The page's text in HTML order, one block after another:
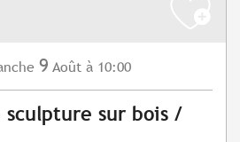
9 Août à 10:00
sur bois /